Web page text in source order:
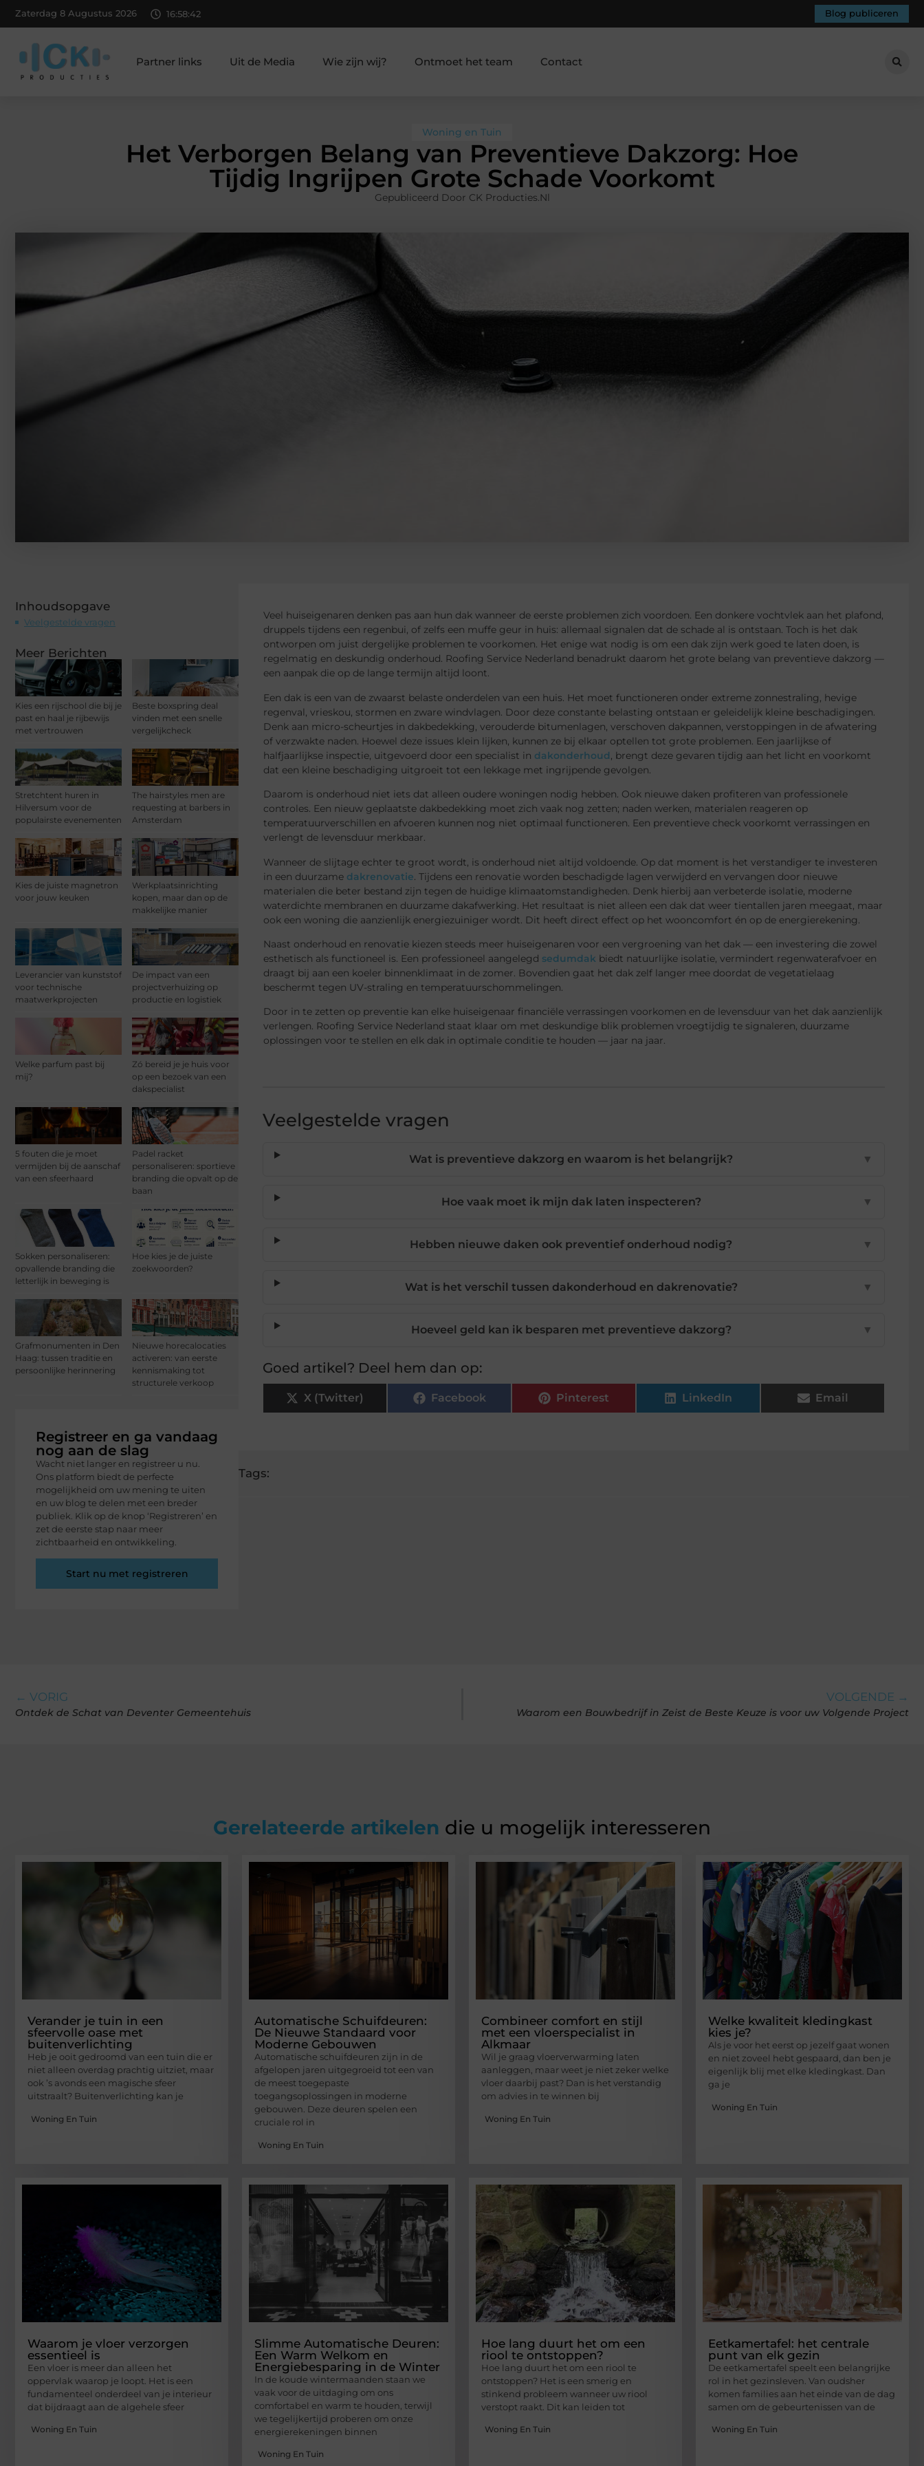
Zaterdag 8 Augustus 2026 16:58:43 Blog publiceren
Partner links Uit de Media Wie zijn wij? Ontmoet het team Contact
Woning en Tuin
Het Verborgen Belang van Preventieve Dakzorg: Hoe
Tijdig Ingrijpen Grote Schade Voorkomt
Gepubliceerd Door CK Producties.nl
Inhoudsopgave
Veelgestelde vragen
Meer Berichten
Kies een rijschool die bij je
past en haal je rijbewijs
met vertrouwen
Beste boxspring deal
vinden met een snelle
vergelijkcheck
Stretchtent huren in
Hilversum voor de
populairste evenementen
The hairstyles men are
requesting at barbers in
Amsterdam
Kies de juiste magnetron
voor jouw keuken
Werkplaatsinrichting
kopen, maar dan op de
makkelijke manier
Leverancier van kunststof
voor technische
maatwerkprojecten
De impact van een
projectverhuizing op
productie en logistiek
Welke parfum past bij
mij?
Zó bereid je je huis voor
op een bezoek van een
dakspecialist
5 fouten die je moet
vermijden bij de aanschaf
van een sfeerhaard
Padel racket
personaliseren: sportieve
branding die opvalt op de
baan
Sokken personaliseren:
opvallende branding die
letterlijk in beweging is
Hoe kies je de juiste
zoekwoorden?
Grafmonumenten in Den
Haag: tussen traditie en
persoonlijke herinnering
Nieuwe horecalocaties
activeren: van eerste
kennismaking tot
structurele verkoop
Registreer en ga vandaag
nog aan de slag
Wacht niet langer en registreer u nu.
Ons platform biedt de perfecte
mogelijkheid om uw mening te uiten
en uw blog te delen met een breder
publiek. Klik op de knop ‘Registreren’ en
zet de eerste stap naar meer
zichtbaarheid en ontwikkeling.
Start nu met registreren
Veel huiseigenaren denken pas aan hun dak wanneer de eerste problemen zich voordoen. Een donkere vochtvlek aan het plafond,
druppels tijdens een regenbui, of zelfs een muffe geur in huis: allemaal signalen dat de schade al is ontstaan. Toch is het dak
ontworpen om juist dergelijke problemen te voorkomen. Het enige wat nodig is om een dak zijn werk goed te laten doen, is
regelmatig en deskundig onderhoud. Roofing Service Nederland benadrukt daarom het grote belang van preventieve dakzorg —
een aanpak die op de lange termijn altijd loont.
Een dak is een van de zwaarst belaste onderdelen van een huis. Het moet functioneren onder extreme zonnestraling, hevige
regenval, vrieskou, stormen en zware windvlagen. Door deze constante belasting ontstaan er geleidelijk kleine beschadigingen.
Denk aan micro-scheurtjes in dakbedekking, verouderde bitumenlagen, verschoven dakpannen, verstoppingen in de afwatering
of verzwakte naden. Hoewel deze issues klein lijken, kunnen ze bij elkaar optellen tot grote problemen. Een jaarlijkse of
halfjaarlijkse inspectie, uitgevoerd door een specialist in dakonderhoud, brengt deze gevaren tijdig aan het licht en voorkomt
dat een kleine beschadiging uitgroeit tot een lekkage met ingrijpende gevolgen.
Daarom is onderhoud niet iets dat alleen oudere woningen nodig hebben. Ook nieuwe daken profiteren van professionele
controles. Een nieuw geplaatste dakbedekking moet zich vaak nog zetten; naden werken, materialen reageren op
temperatuurverschillen en afvoeren kunnen nog niet optimaal functioneren. Een preventieve check voorkomt verrassingen en
verlengt de levensduur merkbaar.
Wanneer de slijtage echter te groot wordt, is onderhoud niet altijd voldoende. Op dat moment is het verstandiger te investeren
in een duurzame dakrenovatie . Tijdens een renovatie worden beschadigde lagen verwijderd en vervangen door nieuwe
materialen die beter bestand zijn tegen de huidige klimaatomstandigheden. Denk hierbij aan verbeterde isolatie, moderne
waterdichte membranen en duurzame dakafwerking. Het resultaat is niet alleen een dak dat weer tientallen jaren meegaat, maar
ook een woning die aanzienlijk energiezuiniger wordt. Dit heeft direct effect op het wooncomfort én op de energierekening.
Naast onderhoud en renovatie kiezen steeds meer huiseigenaren voor een vergroening van het dak — een investering die zowel
esthetisch als functioneel is. Een professioneel aangelegd sedumdak biedt natuurlijke isolatie, vermindert regenwaterafvoer en
draagt bij aan een koeler binnenklimaat in de zomer. Bovendien gaat het dak zelf langer mee doordat de vegetatielaag
beschermt tegen UV-straling en temperatuurschommelingen.
Door in te zetten op preventie kan elke huiseigenaar financiële verrassingen voorkomen en de levensduur van het dak aanzienlijk
verlengen. Roofing Service Nederland staat klaar om met deskundige blik problemen vroegtijdig te signaleren, duurzame
oplossingen voor te stellen en elk dak in optimale conditie te houden — jaar na jaar.
Veelgestelde vragen
Wat is preventieve dakzorg en waarom is het belangrijk? ▼
Hoe vaak moet ik mijn dak laten inspecteren? ▼
Hebben nieuwe daken ook preventief onderhoud nodig? ▼
Wat is het verschil tussen dakonderhoud en dakrenovatie? ▼
Hoeveel geld kan ik besparen met preventieve dakzorg? ▼
Goed artikel? Deel hem dan op:
X (Twitter) Facebook Pinterest LinkedIn Email
Tags:
← VORIG
Ontdek de Schat van Deventer Gemeentehuis
VOLGENDE →
Waarom een Bouwbedrijf in Zeist de Beste Keuze is voor uw Volgende Project
Gerelateerde artikelen die u mogelijk interesseren
Verander je tuin in een
sfeervolle oase met
buitenverlichting
Heb je ooit gedroomd van een tuin die er
niet alleen overdag prachtig uitziet, maar
ook ’s avonds een magische sfeer
uitstraalt? Buitenverlichting kan je
Woning En Tuin
Automatische Schuifdeuren:
De Nieuwe Standaard voor
Moderne Gebouwen
Automatische schuifdeuren zijn in de
afgelopen jaren uitgegroeid tot een van
de meest toegepaste
toegangsoplossingen in moderne
gebouwen. Deze deuren spelen een
cruciale rol in
Woning En Tuin
Combineer comfort en stijl
met een vloerspecialist in
Alkmaar
Wil je graag vloerverwarming laten
aanleggen, maar weet je niet zeker welke
vloer daarbij past? Dan is het verstandig
om advies in te winnen bij
Woning En Tuin
Welke kwaliteit kledingkast
kies je?
Als je voor het eerst op jezelf gaat wonen
en niet zoveel hebt gespaard, dan ben je
eigenlijk blij met elke kledingkast. Dan
ga je
Woning En Tuin
Waarom je vloer verzorgen
essentieel is
Een vloer is meer dan alleen het
oppervlak waarop je loopt. Het is een
fundamenteel onderdeel van je interieur
dat bijdraagt aan de algehele sfeer
Woning En Tuin
Slimme Automatische Deuren:
Een Warm Welkom en
Energiebesparing in de Winter
In de koude wintermaanden staan we
vaak voor de uitdaging om ons
comfortabel en warm te houden, terwijl
we tegelijkertijd proberen om onze
energierekeningen binnen
Woning En Tuin
Hoe lang duurt het om een
riool te ontstoppen?
Hoe lang duurt het om een riool te
ontstoppen? Het is een smerig en
stinkend probleem wanneer uw riool
verstopt raakt. Dit kan leiden tot
Woning En Tuin
Eetkamertafel: het centrale
punt van elk gezin
De eetkamertafel speelt een belangrijke
rol in het gezinsleven. Van oudsher
komen families aan het einde van de dag
samen om de gebeurtenissen van de
Woning En Tuin